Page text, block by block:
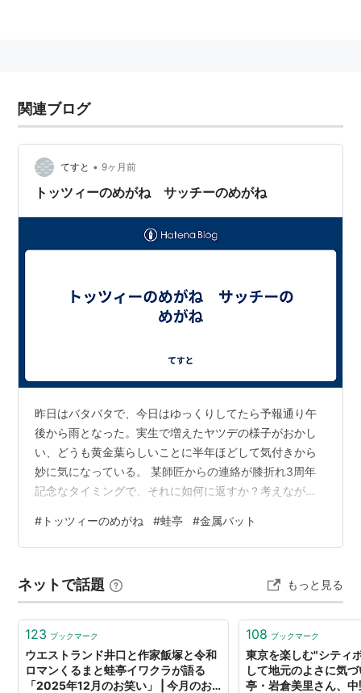
大喜利に定評がある。ダイナマイト関西2014
人王。「千原ジュニアの座王」にて先輩芸人を押しのけ
て座王に輝いたこともある。
宮崎県出身で、普段はそこまでではないが、かなり訛り
来歴
コンビ結成
ABCお笑いグランプリ 決勝進出
関連ブログ
てすと • 9ヶ月前
トッツィーのめがね サッチーのめがね
昨日はバタバタで、今日はゆっくりしてたら予報通り午
後から雨となった。実生で増えたヤツデの様子がおかし
い、どうも黄金葉らしいことに半年ほどして気付きから
妙に気になっている。 某師匠からの連絡が膝折れ3周年
記念なタイミングで、それに如何に返すか？考えながら
がら普通にお返事した。 宇多田先生の「だはぁ〜」の経
年変化。「想ってるんだろう」の語尾に、嘆息の「はぁ
が、最近は普通の「だろう」にだいぶ寄せてるんですね
雨降るまで外作業していたら、海援隊「贈る言葉」がラ
ジオでかかり、これも同師匠が「贈る〜こと…
# トッツィーのめがね #蛙亭 #金属バット
ネットで話題 もっと見る
123 ブックマーク
ウエストランド井口と作家飯塚と令和
ロマンくるまと蛙亭イワクラが語る
「2025年12月のお笑い」 | 今月のお
108 ブックマーク
東京を楽しむ"シティ
して地元のよさに気
亭・岩倉美里さん、